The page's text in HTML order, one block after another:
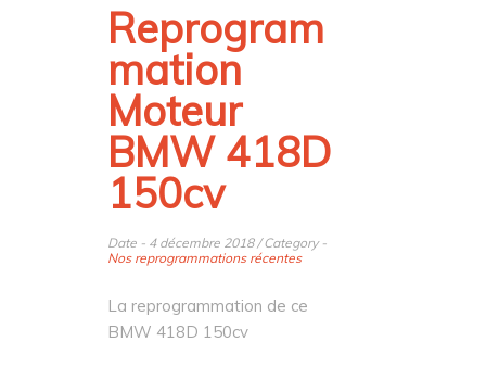
Reprogram
mation
Moteur
BMW 418D
150cv
Date - 4 décembre 2018 / Category -
Nos reprogrammations récentes
La reprogrammation de ce
BMW 418D 150cv